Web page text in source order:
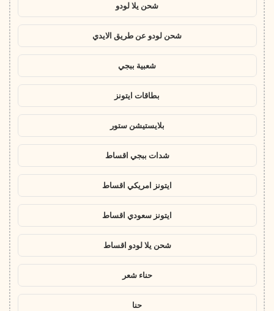
شحن يلا لودو
شحن لودو عن طريق الايدي
شعبية ببجي
بطاقات ايتونز
بلايستيشن ستور
شدات ببجي اقساط
ايتونز امريكي اقساط
ايتونز سعودي اقساط
شحن يلا لودو اقساط
حناء شعر
حنا